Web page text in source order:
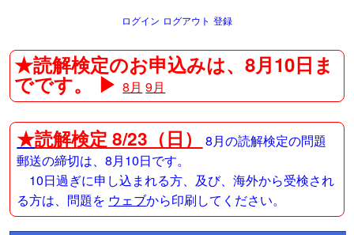
ログイン ログアウト 登録
★読解検定のお申込みは、8月10日ま
でです。 ▶8月 9月
★読解検定 8/23（日）
8月の読解検定の問題
郵送の締切は、8月10日です。
10日過ぎに申し込まれる方、及び、海外から受検され
る方は、問題を ウェブから印刷してください。